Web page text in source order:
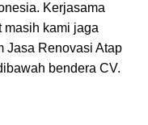
Kerjasama
masih kami jaga
Jasa Renovasi Atap
bendera CV.